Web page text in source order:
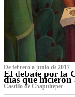
De febrero a junio de 2017
El debate por la
días que
Castillo de Chapultepec